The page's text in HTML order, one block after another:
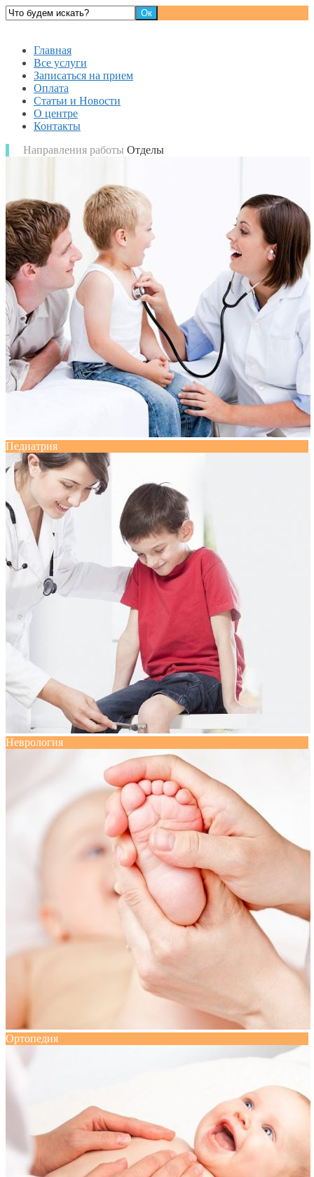
Главная
Все услуги
Записаться на прием
Оплата
Статьи и Новости
О центре
Контакты
Направления работы Отделы
Педиатрия
Неврология
Ортопедия